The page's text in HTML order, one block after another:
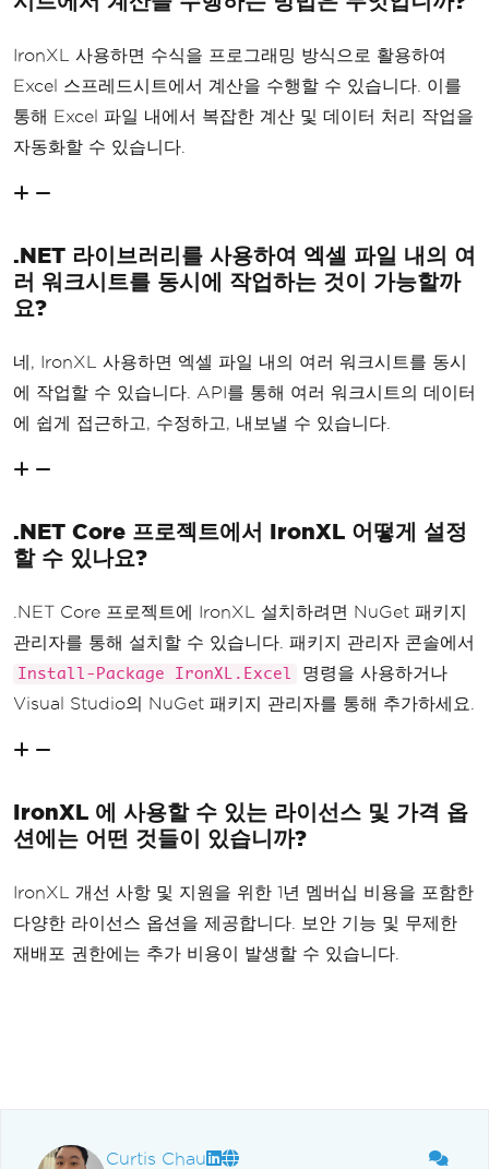
IronXL 사용하면 수식을 프로그래밍 방식으로 활용하여
Excel 스프레드시트에서 계산을 수행할 수 있습니다. 이를
통해 Excel 파일 내에서 복잡한 계산 및 데이터 처리 작업을
자동화할 수 있습니다.
.NET 라이브러리를 사용하여 엑셀 파일 내의 여
러 워크시트를 동시에 작업하는 것이 가능할까
요?
네, IronXL 사용하면 엑셀 파일 내의 여러 워크시트를 동시
에 작업할 수 있습니다. API를 통해 여러 워크시트의 데이터
에 쉽게 접근하고, 수정하고, 내보낼 수 있습니다.
.NET Core 프로젝트에서 IronXL 어떻게 설정
할 수 있나요?
.NET Core 프로젝트에 IronXL 설치하려면 NuGet 패키지
관리자를 통해 설치할 수 있습니다. 패키지 관리자 콘솔에서
Install-Package IronXL.Excel
명령을 사용하거나
Visual Studio의 NuGet 패키지 관리자를 통해 추가하세요.
IronXL 에 사용할 수 있는 라이선스 및 가격 옵
션에는 어떤 것들이 있습니까?
IronXL 개선 사항 및 지원을 위한 1년 멤버십 비용을 포함한
다양한 라이선스 옵션을 제공합니다. 보안 기능 및 무제한
재배포 권한에는 추가 비용이 발생할 수 있습니다.
Curtis Chau